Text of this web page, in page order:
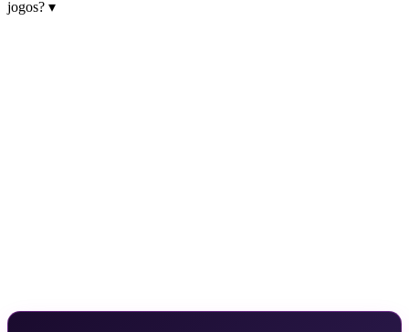
jogos? ▾